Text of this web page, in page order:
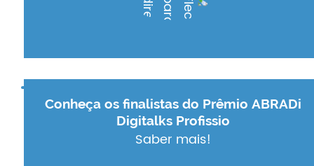
Conheça os finalistas do Prêmio ABRADi
Digitalks Profissio
Saber mais!